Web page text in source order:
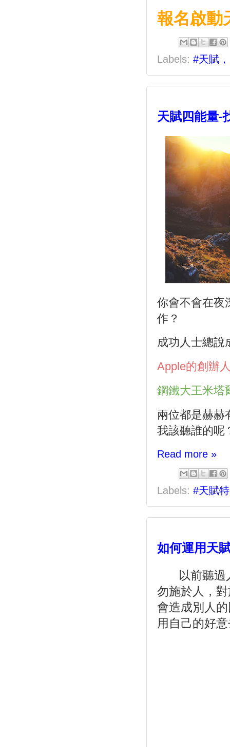
報名啟動
Labels: #天賦
天賦四能量-
你會不會在夜
作？
成功人士總說
Apple的創辦
鋼鐵大王米塔
兩位都是赫赫
我該聽誰的呢
Read more »
Labels: #天賦
如何運用天
以前聽過人
勿施於人，
會造成別人
用自己的好